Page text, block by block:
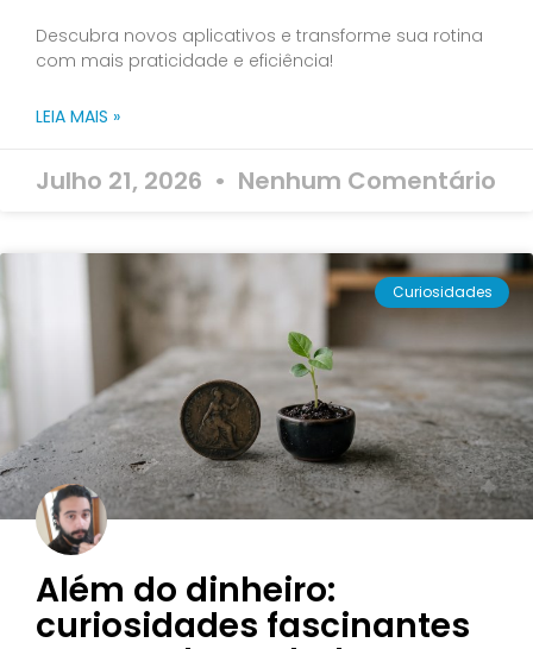
Descubra novos aplicativos e transforme sua rotina
com mais praticidade e eficiência!
LEIA MAIS »
Julho 21, 2026 Nenhum Comentário
Curiosidades
Além do dinheiro:
curiosidades fascinantes